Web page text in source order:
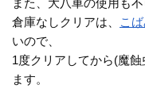
また、大八車の使用も不
倉庫なしクリアは、
こ
いので、
1度クリアしてから(魔
ます。